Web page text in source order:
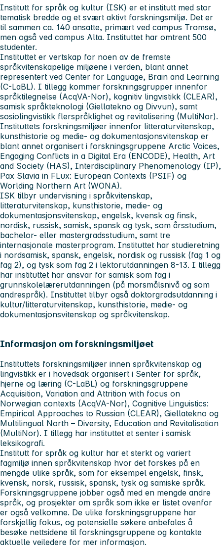
Institutt for språk og kultur (ISK) er et institutt med stor
tematisk bredde og et svært aktivt forskningsmiljø. Det er
til sammen ca. 140 ansatte, primært ved campus Tromsø,
men også ved campus Alta. Instituttet har omtrent 500
studenter.
Instituttet er vertskap for noen av de fremste
språkvitenskapelige miljøene i verden, blant annet
representert ved Center for Language, Brain and Learning
(C-LaBL). I tillegg kommer forskningsgrupper innenfor
språktilegnelse (AcqVA-Nor), kognitiv lingvistikk (CLEAR),
samisk språkteknologi (Giellatekno og Divvun), samt
sosiolingvistikk flerspråklighet og revitalisering (MultiNor).
Instituttets forskningsmiljøer innenfor litteraturvitenskap,
kunsthistorie og medie- og dokumentasjonsvitenskap er
blant annet organisert i forskningsgruppene Arctic Voices,
Engaging Conflicts in a Digital Era (ENCODE), Health, Art
and Society (HAS), Interdisciplinary Phenomenology (IP),
Pax Slavia in FLux: European Contexts (PSIF) og
Worlding Northern Art (WONA).
ISK tilbyr undervisning i språkvitenskap,
litteraturvitenskap, kunsthistorie, medie- og
dokumentasjonsvitenskap, engelsk, kvensk og finsk,
nordisk, russisk, samisk, spansk og tysk, som årsstudium,
bachelor- eller mastergradsstudium, samt tre
internasjonale masterprogram. Instituttet har studieretning
i nordsamisk, spansk, engelsk, nordisk og russisk (fag 1 og
fag 2), og tysk som fag 2 i lektorutdanningen 8-13. I tillegg
har instituttet har ansvar for samisk som fag i
grunnskolelærerutdanningen (på morsmålsnivå og som
andrespråk). Instituttet tilbyr også doktorgradsutdanning i
kultur/litteraturvitenskap, kunsthistorie, medie- og
dokumentasjonsvitenskap og språkvitenskap.
Informasjon om forskningsmiljøet
Instituttets forskningsmiljøer innen språkvitenskap og
lingvistikk er i hovedsak organisert i Senter for språk,
hjerne og læring (C-LaBL) og forskningsgruppene
Acquisition, Variation and Attrition with focus on
Norwegian contexts (AcqVA-Nor), Cognitive Linguistics:
Empirical Approaches to Russian (CLEAR), Giellatekno og
Multilingual North – Diversity, Education and Revitalisation
(MultiNor). I tillegg har instituttet et senter i samisk
leksikografi.
Institutt for språk og kultur har et sterkt og variert
fagmiljø innen språkvitenskap hvor det forskes på en
mengde ulike språk, som for eksempel engelsk, finsk,
kvensk, norsk, russisk, spansk, tysk og samiske språk.
Forskningsgruppene jobber også med en mengde andre
språk, og prosjekter om språk som ikke er listet ovenfor
er også velkomne. De ulike forskningsgruppene har
forskjellig fokus, og potensielle søkere anbefales å
besøke nettsidene til forskningsgruppene og kontakte
aktuelle veiledere for mer informasjon.